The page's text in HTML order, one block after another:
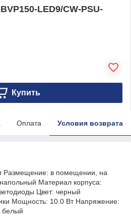
LED9/CW-PSU-
Купить
Оплата Условия возврата
Размещение: в помещении, на
Материал корпуса:
Цвет: черный
Мощность: 10.0 Вт Напряжение:
белый